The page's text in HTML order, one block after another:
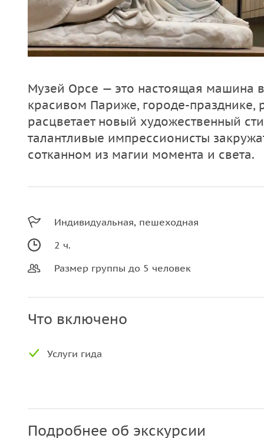
Музей Орсе — это настоящая машина
красивом Париже, городе-празднике,
расцветает новый художественный
талантливые импрессионисты
сотканном из магии момента и света.
Индивидуальная, пешеходная
2 ч.
Размер группы до 5 человек
Что включено
Услуги гида
Подробнее об экскурсии